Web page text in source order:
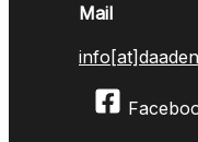
Mail